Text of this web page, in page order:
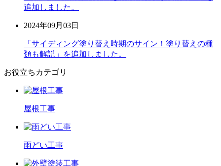
追加しました。
2024年09月03日
「サイディング塗り替え時期のサイン！塗り替えの種
類も解説」を追加しました。
お役立ちカテゴリ
屋根工事
雨どい工事